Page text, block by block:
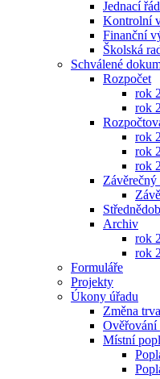
Jednací řád
Kontrolní
Finanční
Školská
Schválené
Rozpočet
rok
rok
rok
rok
rok
Závěrečný
Archiv
rok
rok
Formuláře
Projekty
Úkony úřadu
Změna
Ověřování
Místní